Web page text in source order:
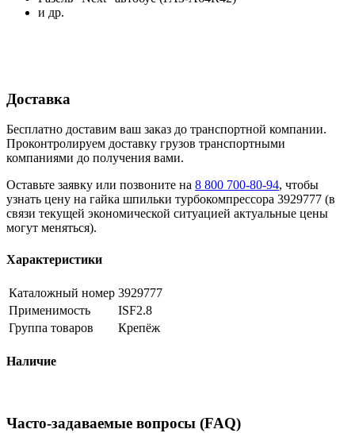
и др.
Доставка
Бесплатно доставим ваш заказ до транспортной компании.
Проконтролируем доставку грузов транспортными
компаниями до получения вами.
Оставьте заявку или позвоните на 8 800 700-80-94, чтобы
узнать цену на гайка шпильки турбокомпрессора 3929777 (в
связи текущей экономической ситуацией актуальные цены
могут меняться).
Характеристики
Каталожный номер 3929777
Применимость
ISF2.8
Группа товаров
Крепёж
Наличие
Часто-задаваемые вопросы (FAQ)